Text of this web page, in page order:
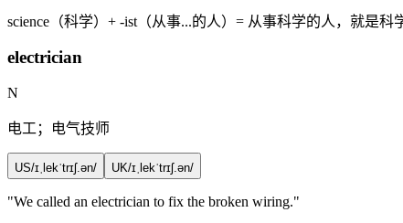
science（科学）+ -ist（从事...的人）= 从事科学的人，就是科
electrician
N
电工；电气技师
US/ɪˌlekˈtrɪʃ.ən/ UK/ɪˌlekˈtrɪʃ.ən/
"We called an electrician to fix the broken wiring."